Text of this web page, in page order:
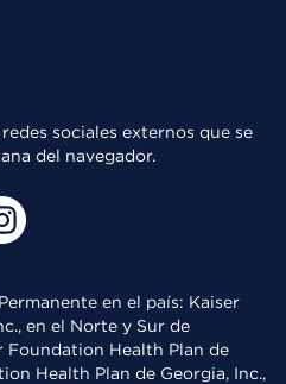
sociales externos que se
del navegador.
en el país: Kaiser
en el Norte y Sur de
Foundation Health Plan de
Health Plan de Georgia, Inc.,